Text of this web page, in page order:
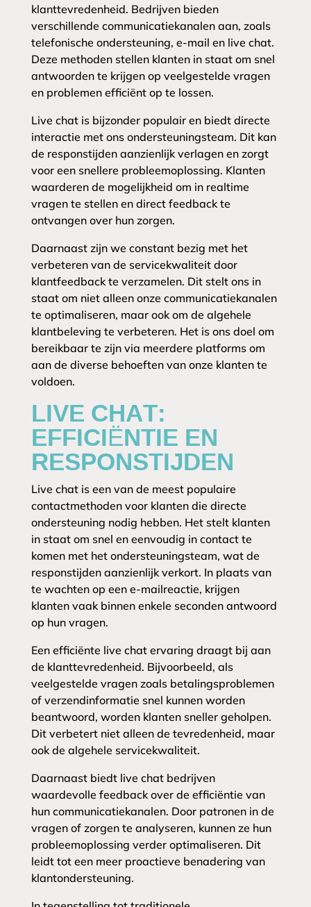
klanttevredenheid. Bedrijven bieden
verschillende communicatiekanalen aan, zoals
telefonische ondersteuning, e-mail en live chat.
Deze methoden stellen klanten in staat om snel
antwoorden te krijgen op veelgestelde vragen
en problemen efficiënt op te lossen.
Live chat is bijzonder populair en biedt directe
interactie met ons ondersteuningsteam. Dit kan
de responstijden aanzienlijk verlagen en zorgt
voor een snellere probleemoplossing. Klanten
waarderen de mogelijkheid om in realtime
vragen te stellen en direct feedback te
ontvangen over hun zorgen.
Daarnaast zijn we constant bezig met het
verbeteren van de servicekwaliteit door
klantfeedback te verzamelen. Dit stelt ons in
staat om niet alleen onze communicatiekanalen
te optimaliseren, maar ook om de algehele
klantbeleving te verbeteren. Het is ons doel om
bereikbaar te zijn via meerdere platforms om
aan de diverse behoeften van onze klanten te
voldoen.
LIVE CHAT:
EFFICIËNTIE EN
RESPONSTIJDEN
Live chat is een van de meest populaire
contactmethoden voor klanten die directe
ondersteuning nodig hebben. Het stelt klanten
in staat om snel en eenvoudig in contact te
komen met het ondersteuningsteam, wat de
responstijden aanzienlijk verkort. In plaats van
te wachten op een e-mailreactie, krijgen
klanten vaak binnen enkele seconden antwoord
op hun vragen.
Een efficiënte live chat ervaring draagt bij aan
de klanttevredenheid. Bijvoorbeeld, als
veelgestelde vragen zoals betalingsproblemen
of verzendinformatie snel kunnen worden
beantwoord, worden klanten sneller geholpen.
Dit verbetert niet alleen de tevredenheid, maar
ook de algehele servicekwaliteit.
Daarnaast biedt live chat bedrijven
waardevolle feedback over de efficiëntie van
hun communicatiekanalen. Door patronen in de
vragen of zorgen te analyseren, kunnen ze hun
probleemoplossing verder optimaliseren. Dit
leidt tot een meer proactieve benadering van
klantondersteuning.